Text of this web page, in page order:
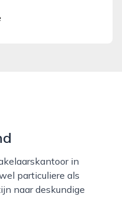
particuliere als
naar deskundige